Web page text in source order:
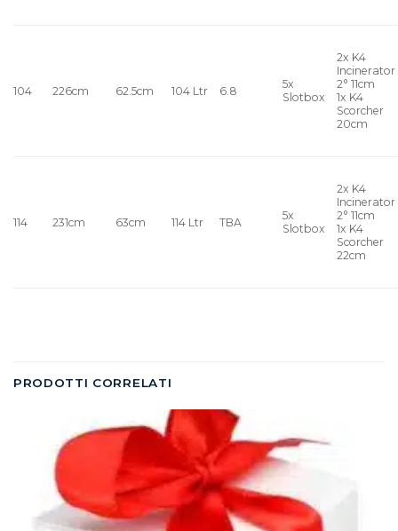
104 226cm 62.5cm 104 Ltr 6.8
5x
Slotbox
2x K4
Incinerator
2° 11cm
1x K4
Scorcher
20cm
114 231cm 63cm 114 Ltr TBA
5x
Slotbox
2x K4
Incinerator
2° 11cm
1x K4
Scorcher
22cm
PRODOTTI CORRELATI